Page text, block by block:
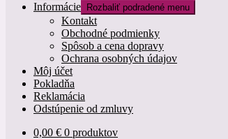
Informácie
Rozbaliť podradené menu
Kontakt
Obchodné podmienky
Spôsob a cena dopravy
Ochrana osobných údajov
Môj účet
Pokladňa
Reklamácia
Odstúpenie od zmluvy
0,00 € 0 produktov